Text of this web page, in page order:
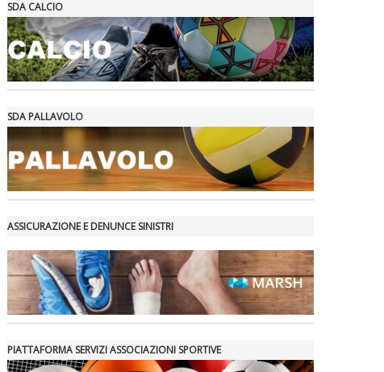
SDA CALCIO
SDA PALLAVOLO
ASSICURAZIONE E DENUNCE SINISTRI
PIATTAFORMA SERVIZI ASSOCIAZIONI SPORTIVE